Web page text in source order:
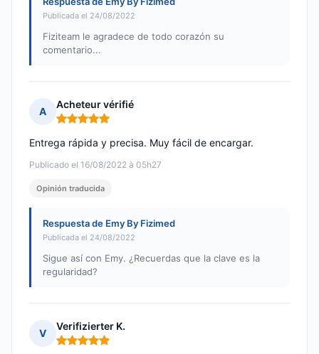
Publicada el 24/08/2022
Fiziteam le agradece de todo corazón su
comentario...
A
Acheteur vérifié
Nota: 5 de 5
Publicado el 16/08/2022 à 05h27
Entrega rápida y precisa. Muy fácil de encargar.
Opinión traducida
Respuesta de Emy By Fizimed
Publicada el 24/08/2022
Sigue así con Emy. ¿Recuerdas que la clave es la
regularidad?
V
Verifizierter K.
Nota: 5 de 5